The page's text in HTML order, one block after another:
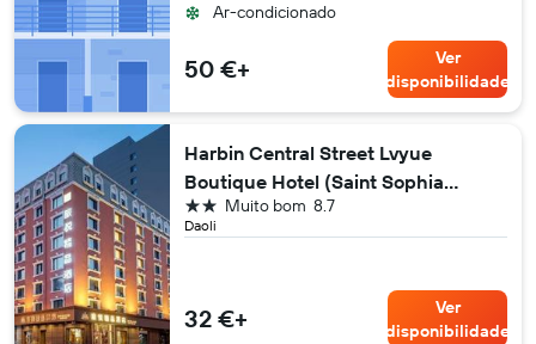
Ar-condicionado
50 €+
Ver
disponibilidade
Harbin Central Street Lvyue
Boutique Hotel (Saint Sophia
Church)
Daoli
8.7
Muito bom
2 estrelas
32 €+
Ver
disponibilidade